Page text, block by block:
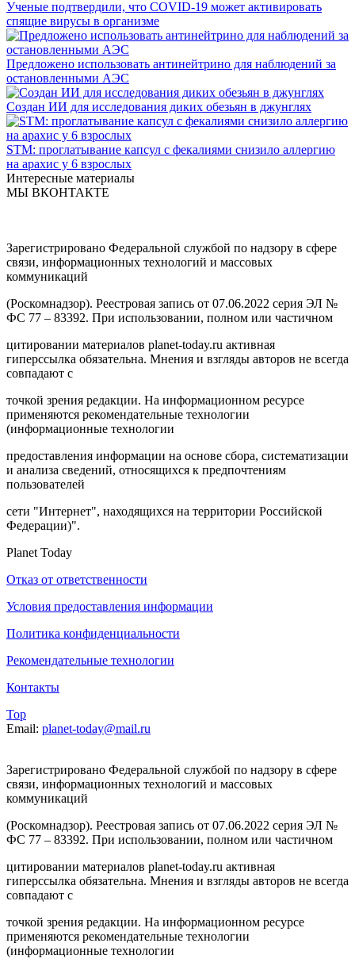
Ученые подтвердили, что COVID-19 может активировать
спящие вирусы в организме
Предложено использовать антинейтрино для наблюдений за
остановленными АЭС
Создан ИИ для исследования диких обезьян в джунглях
STM: проглатывание капсул с фекалиями снизило аллергию
на арахис у 6 взрослых
Интересные материалы
МЫ ВКОНТАКТЕ
Зарегистрировано Федеральной службой по надзору в сфере
связи, информационных технологий и массовых
коммуникаций
(Роскомнадзор). Реестровая запись от 07.06.2022 серия ЭЛ №
ФС 77 – 83392. При использовании, полном или частичном
цитировании материалов planet-today.ru активная
гиперссылка обязательна. Мнения и взгляды авторов не всегда
совпадают с
точкой зрения редакции. На информационном ресурсе
применяются рекомендательные технологии
(информационные технологии
предоставления информации на основе сбора, систематизации
и анализа сведений, относящихся к предпочтениям
пользователей
сети "Интернет", находящихся на территории Российской
Федерации)".
Planet Today
Отказ от ответственности
Условия предоставления информации
Политика конфиденциальности
Рекомендательные технологии
Контакты
Top
Email: planet-today@mail.ru
Зарегистрировано Федеральной службой по надзору в сфере
связи, информационных технологий и массовых
коммуникаций
(Роскомнадзор). Реестровая запись от 07.06.2022 серия ЭЛ №
ФС 77 – 83392. При использовании, полном или частичном
цитировании материалов planet-today.ru активная
гиперссылка обязательна. Мнения и взгляды авторов не всегда
совпадают с
точкой зрения редакции. На информационном ресурсе
применяются рекомендательные технологии
(информационные технологии